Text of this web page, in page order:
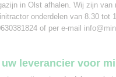
in Olst afhalen. Wij zijn van
onderdelen van 8.30 tot
of per e-mail
leverancier voor